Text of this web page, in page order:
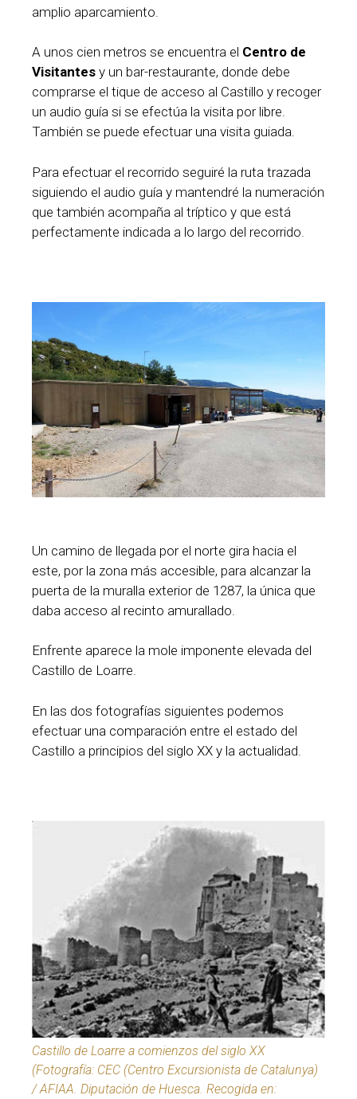
amplio aparcamiento.
A unos cien metros se encuentra el Centro de
Visitantes y un bar-restaurante, donde debe
comprarse el tique de acceso al Castillo y recoger
un audio guía si se efectúa la visita por libre.
También se puede efectuar una visita guiada.
Para efectuar el recorrido seguiré la ruta trazada
siguiendo el audio guía y mantendré la numeración
que también acompaña al tríptico y que está
perfectamente indicada a lo largo del recorrido.
Un camino de llegada por el norte gira hacia el
este, por la zona más accesible, para alcanzar la
puerta de la muralla exterior de 1287, la única que
daba acceso al recinto amurallado.
Enfrente aparece la mole imponente elevada del
Castillo de Loarre.
En las dos fotografías siguientes podemos
efectuar una comparación entre el estado del
Castillo a principios del siglo XX y la actualidad.
Castillo de Loarre a comienzos del siglo XX
(Fotografía: CEC (Centro Excursionista de Catalunya)
/ AFIAA. Diputación de Huesca. Recogida en: